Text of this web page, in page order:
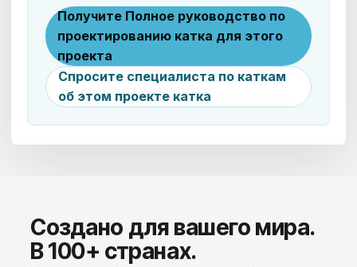
Получите Полное руководство по
проектированию катка для этого
проекта
Спросите специалиста по каткам
об этом проекте катка
Создано для вашего мира.
В 100+ странах.